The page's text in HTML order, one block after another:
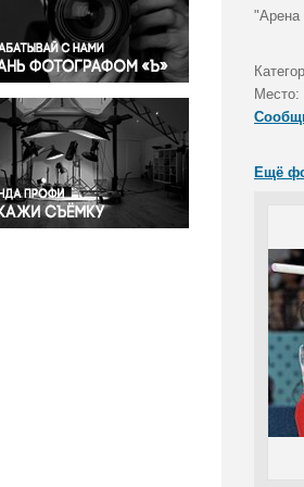
Правосудие
Происшествия и конфликты
Религия
Светская жизнь
Спорт
Экология
Экономика и бизнес
"Арена
Место:
Ещё